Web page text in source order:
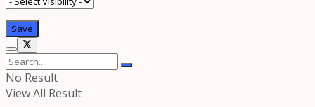
No Result
View All Result